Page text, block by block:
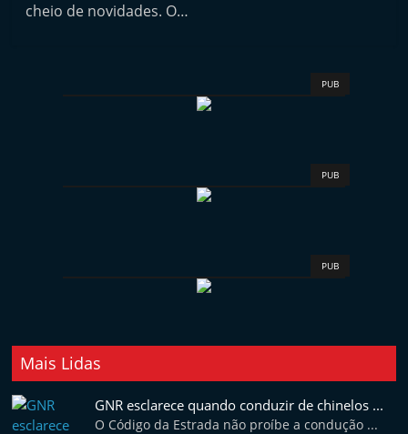
d
a
e
cheio de novidades. O…
PUB
PUB
PUB
Mais Lidas
GNR esclarece quando conduzir de chinelos ...
O Código da Estrada não proíbe a condução ...